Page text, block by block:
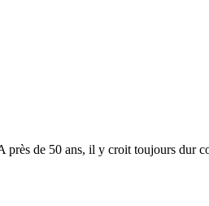
de 50 ans, il y croit toujours dur